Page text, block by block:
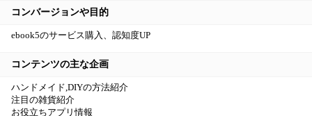
コンバージョンや目的
ebook5のサービス購入、認知度UP
コンテンツの主な企画
ハンドメイド,DIYの方法紹介
注目の雑貨紹介
お役立ちアプリ情報